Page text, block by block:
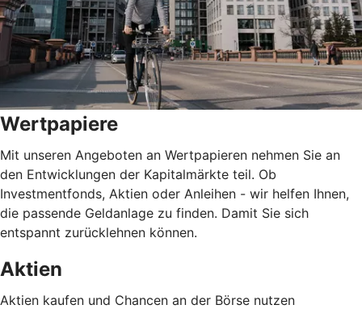
Wertpapiere
Mit unseren Angeboten an Wertpapieren nehmen Sie an
den Entwicklungen der Kapitalmärkte teil. Ob
Investmentfonds, Aktien oder Anleihen - wir helfen Ihnen,
die passende Geldanlage zu finden. Damit Sie sich
entspannt zurücklehnen können.
Aktien
Aktien kaufen und Chancen an der Börse nutzen